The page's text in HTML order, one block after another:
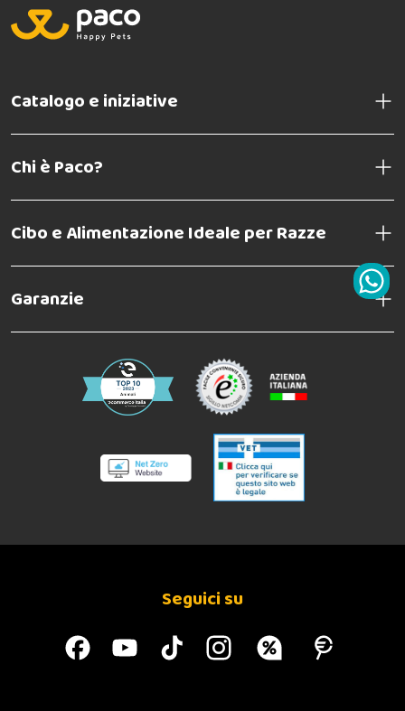
Catalogo e iniziative
Chi è Paco?
Cibo e Alimentazione Ideale per Razze
Garanzie
Seguici su